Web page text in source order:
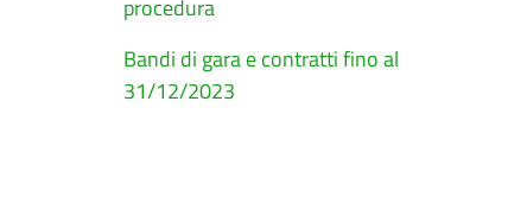
procedura
Bandi di gara e contratti fino al
31/12/2023